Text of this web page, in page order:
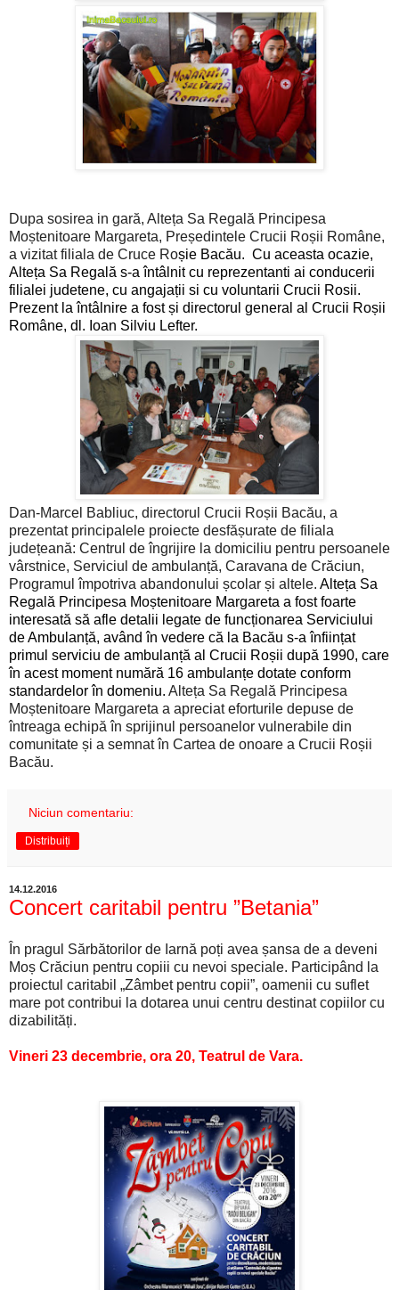
Dupa sosirea in gară, Alteța Sa Regală Principesa
Moștenitoare Margareta, Președintele Crucii Roșii Române,
a vizitat filiala de Cruce Roșie Bacău. Cu aceasta ocazie,
Alteța Sa Regală s-a întâlnit cu reprezentanti ai conducerii
filialei judetene, cu angajații si cu voluntarii Crucii Rosii.
Prezent la întâlnire a fost și directorul general al Crucii Roșii
Române, dl. Ioan Silviu Lefter.
Dan-Marcel Babliuc, directorul Crucii Roșii Bacău, a
prezentat principalele proiecte desfășurate de filiala
județeană: Centrul de îngrijire la domiciliu pentru persoanele
vârstnice, Serviciul de ambulanță, Caravana de Crăciun,
Programul împotriva abandonului școlar și altele. Alteța Sa
Regală Principesa Moștenitoare Margareta a fost foarte
interesată să afle detalii legate de funcționarea Serviciului
de Ambulanță, având în vedere că la Bacău s-a înființat
primul serviciu de ambulanță al Crucii Roșii după 1990, care
în acest moment numără 16 ambulanțe dotate conform
standardelor în domeniu. Alteța Sa Regală Principesa
Moștenitoare Margareta a apreciat eforturile depuse de
întreaga echipă în sprijinul persoanelor vulnerabile din
comunitate și a semnat în Cartea de onoare a Crucii Roșii
Bacău.
Niciun comentariu:
Distribuiți
14.12.2016
Concert caritabil pentru ”Betania”
În pragul Sărbătorilor de Iarnă poți avea șansa de a deveni
Moș Crăciun pentru copiii cu nevoi speciale. Participând la
proiectul caritabil „Zâmbet pentru copii”, oamenii cu suflet
mare pot contribui la dotarea unui centru destinat copiilor cu
dizabilități.
Vineri 23 decembrie, ora 20, Teatrul de Vara.